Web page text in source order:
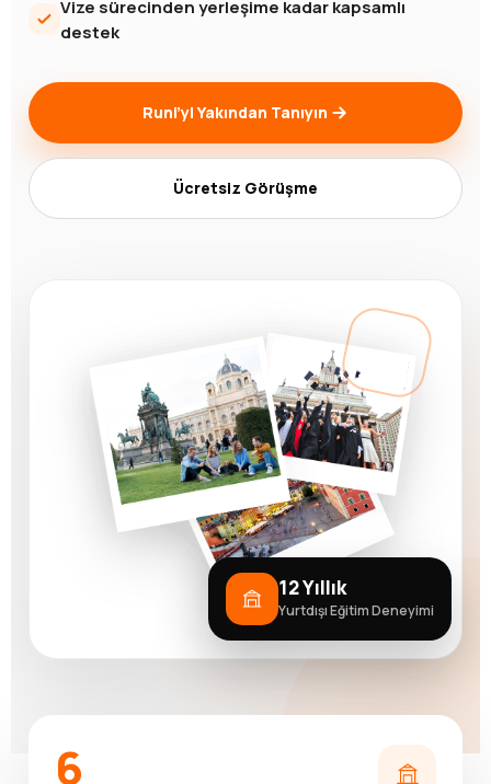
12 Yıllık
Yurtdışı Eğitim Deneyimi
Vize sürecinden yerleşime kadar kapsamlı
destek
Runi’yi Yakından Tanıyın
Ücretsiz Görüşme
6